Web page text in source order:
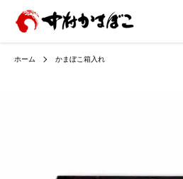
ホーム かまぼこ箱入れ